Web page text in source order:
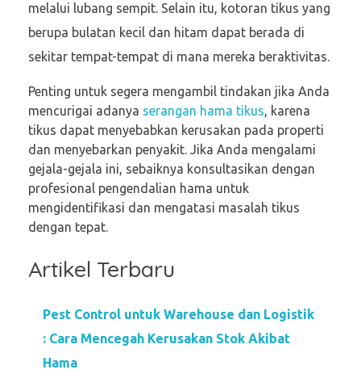
melalui lubang sempit. Selain itu, kotoran tikus yang
berupa bulatan kecil dan hitam dapat berada di
sekitar tempat-tempat di mana mereka beraktivitas.
Penting untuk segera mengambil tindakan jika Anda
mencurigai adanya serangan hama tikus, karena
tikus dapat menyebabkan kerusakan pada properti
dan menyebarkan penyakit. Jika Anda mengalami
gejala-gejala ini, sebaiknya konsultasikan dengan
profesional pengendalian hama untuk
mengidentifikasi dan mengatasi masalah tikus
dengan tepat.
Artikel Terbaru
Pest Control untuk Warehouse dan Logistik
: Cara Mencegah Kerusakan Stok Akibat
Hama